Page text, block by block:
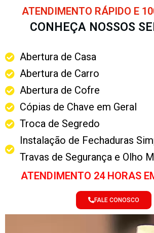
ATENDIMENTO RÁPIDO E
CONHEÇA NOSSOS
Abertura de Casa
Abertura de Carro
Abertura de Cofre
Cópias de Chave em Geral
Troca de Segredo
Instalação de Fechaduras
Travas de Segurança e Olho
ATENDIMENTO 24 HORAS
FALE CONOSCO